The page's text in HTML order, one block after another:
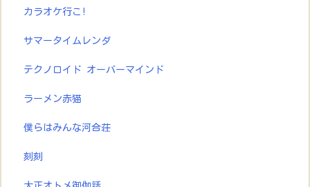
カラオケ行こ!
サマータイムレンダ
テクノロイド オーバーマインド
ラーメン赤猫
僕らはみんな河合荘
刻刻